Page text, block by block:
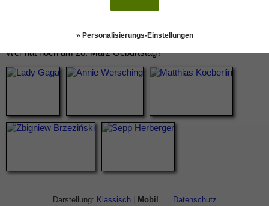
Wer hat noch am 28. März Geburtstag?
Darstellung: Klassisch| Mobil Datenschutz
» Personalisierungs-Einstellungen